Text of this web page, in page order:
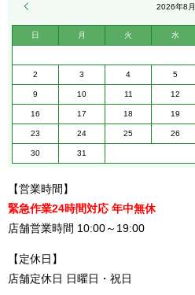
2026年8月
日 月 火 水
2 3 4 5
9 10 11 12
16 17 18 19
23 24 25 26
30 31
【営業時間】
緊急作業24時間対応 年中無休
店舗営業時間 10:00～19:00
【定休日】
店舗定休日 日曜日・祝日